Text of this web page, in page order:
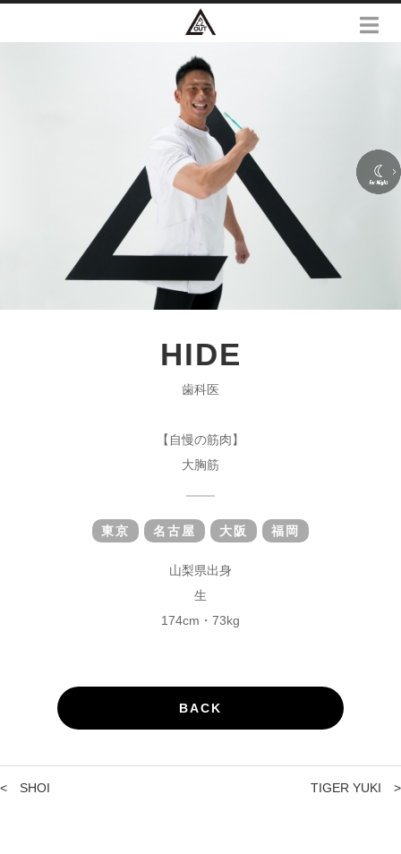
HIDE
歯科医
【自慢の筋肉】
大胸筋
東京 名古屋 大阪 福岡
山梨県出身
生
174cm・73kg
BACK
< SHOI TIGER YUKI >